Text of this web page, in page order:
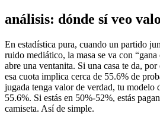
análisis: dónde sí veo
En estadística pura, cuando un partido
ruido mediático, la masa se va con
abre una ventanita. Si una casa te da,
esa cuota implica cerca de 55.6% de
jugada tenga valor de verdad, tu modelo
55.6%. Si estás en 50%-52%, estás
camiseta. Así de simple.